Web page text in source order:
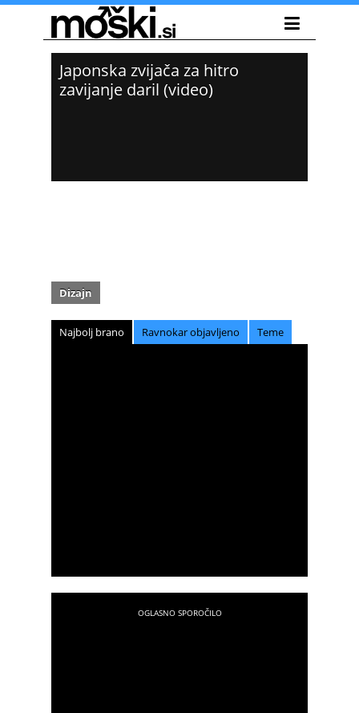
Japonska zvijača za hitro
zavijanje daril (video)
Dizajn
Najbolj brano Ravnokar objavljeno Teme